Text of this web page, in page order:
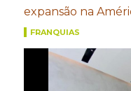
expansão na
FRANQUIAS